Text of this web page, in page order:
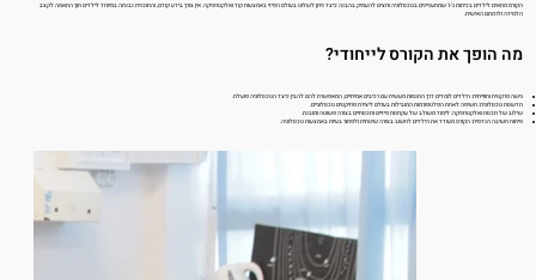
הקורס מתאים לילדים בכיתות ג'-ו' שמתעניינים בטכנולוגיה ורוצים להעמיק בהבנה כיצד ניתן לשלוט בעולם הפיזי באמצעות קוד ואלקטרוניקה. אין צורך בידע קודם, והתוכנית נבנתה במיוחד לילדים תוך התאמה לקצב
הלמידה ולרמתם האישית.
מה הופך את הקורס לייחודי?
גישה פרקטית וחווייתית: הילדים לומדים דרך התנסות מעשית עם רכיבים אמיתיים, המאפשרת להם להבין כיצד הטכנולוגיה פועלת.
חדשנות טכנולוגית: חשיפה לאחת הפלטפורמות המובילות בעולם ליצירת פרויקטים טכנולוגיים.
שילוב של תכנות ואלקטרוניקה: לימוד משולב של עקרונות פיזיים ותכנותיים בצורה פשוטה ומובנת.
פיתוח חשיבה הנדסית: הקורס מעודד את הילדים לחשוב בצורה שיטתית ולפתור בעיות באמצעות טכנולוגיה.